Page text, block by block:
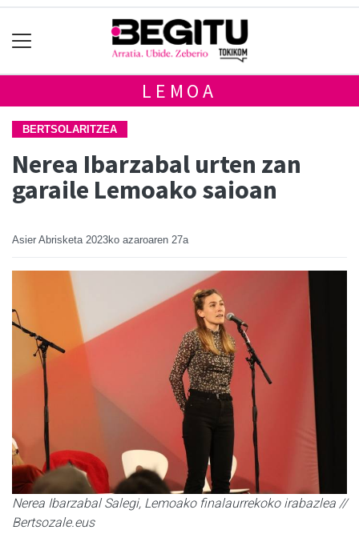
LEMOA
BERTSOLARITZEA
Nerea Ibarzabal urten zan
garaile Lemoako saioan
Asier Abrisketa 2023ko azaroaren 27a
Nerea Ibarzabal Salegi, Lemoako finalaurrekoko irabazlea //
Bertsozale.eus